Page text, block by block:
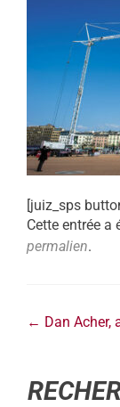
[juiz_sps
Cette entrée a
permalien.
← Dan Acher,